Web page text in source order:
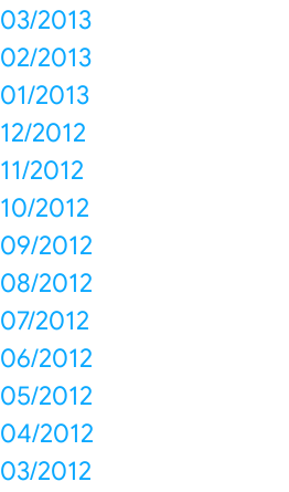
03/2013
02/2013
01/2013
12/2012
11/2012
10/2012
09/2012
08/2012
07/2012
06/2012
05/2012
04/2012
03/2012